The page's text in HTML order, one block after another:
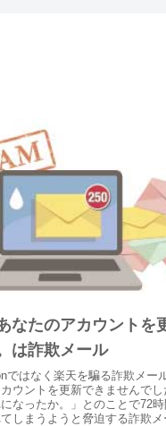
なたのアカウントを
は詐欺メール
ではなく楽天を騙る詐欺メー
カウントを更新できませんで
なったか。」とのことで72
しまうようと脅迫する詐欺メ